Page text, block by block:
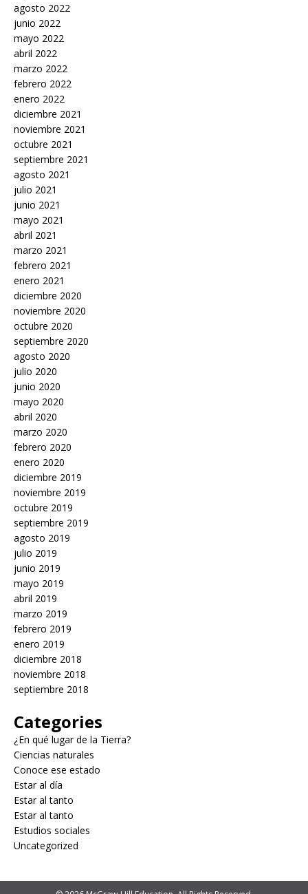
agosto 2022
junio 2022
mayo 2022
abril 2022
marzo 2022
febrero 2022
enero 2022
diciembre 2021
noviembre 2021
octubre 2021
septiembre 2021
agosto 2021
julio 2021
junio 2021
mayo 2021
abril 2021
marzo 2021
febrero 2021
enero 2021
diciembre 2020
noviembre 2020
octubre 2020
septiembre 2020
agosto 2020
julio 2020
junio 2020
mayo 2020
abril 2020
marzo 2020
febrero 2020
enero 2020
diciembre 2019
noviembre 2019
octubre 2019
septiembre 2019
agosto 2019
julio 2019
junio 2019
mayo 2019
abril 2019
marzo 2019
febrero 2019
enero 2019
diciembre 2018
noviembre 2018
septiembre 2018
Categories
¿En qué lugar de la Tierra?
Ciencias naturales
Conoce ese estado
Estar al día
Estar al tanto
Estar al tanto
Estudios sociales
Uncategorized